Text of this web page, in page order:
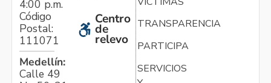
4:00 p.m.
Código
Postal:
111071
Medellín:
Calle 49
Centro
de
relevo
TRANSPARENCIA
PARTICIPA
SERVICIOS